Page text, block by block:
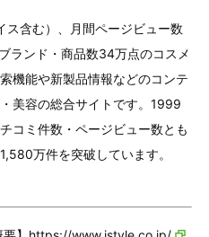
ス含む）、月間ページビュー数
ランド・商品数34万点のコスメ
機能や新製品情報などのコンテ
美容の総合サイトです。1999
コミ件数・ページビュー数とも
万件を突破しています。